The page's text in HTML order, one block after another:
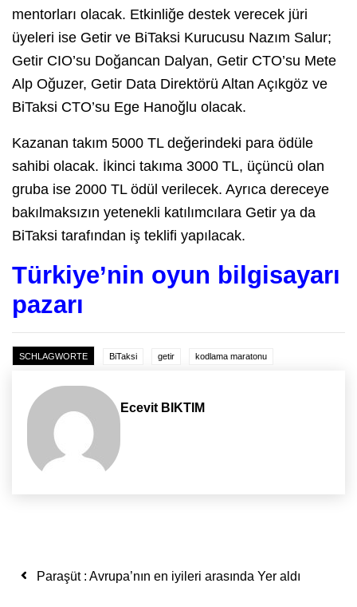
mentorları olacak. Etkinliğe destek verecek jüri
üyeleri ise Getir ve BiTaksi Kurucusu Nazım Salur;
Getir CIO’su Doğancan Dalyan, Getir CTO’su Mete
Alp Oğuzer, Getir Data Direktörü Altan Açıkgöz ve
BiTaksi CTO’su Ege Hanoğlu olacak.
Kazanan takım 5000 TL değerindeki para ödüle
sahibi olacak. İkinci takıma 3000 TL, üçüncü olan
gruba ise 2000 TL ödül verilecek. Ayrıca dereceye
bakılmaksızın yetenekli katılımcılara Getir ya da
BiTaksi tarafından iş teklifi yapılacak.
Türkiye’nin oyun bilgisayarı
pazarı
SCHLAGWORTE BiTaksi getir kodlama maratonu
Ecevit BIKTIM
Yazı dolaşımı
Paraşüt : Avrupa’nın en iyileri arasında Yer aldı